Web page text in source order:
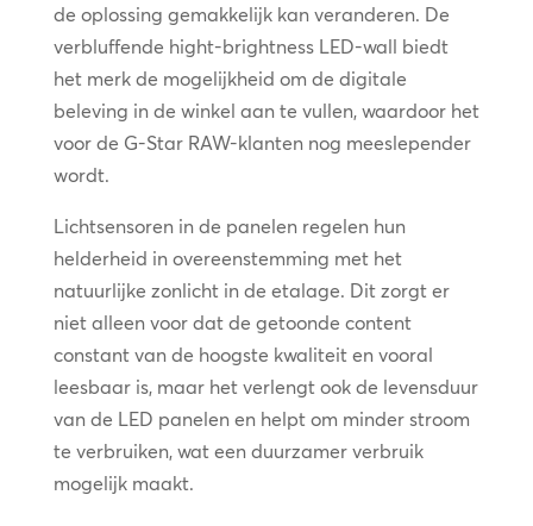
de oplossing gemakkelijk kan veranderen. De
verbluffende hight-brightness LED-wall biedt
het merk de mogelijkheid om de digitale
beleving in de winkel aan te vullen, waardoor het
voor de G-Star RAW-klanten nog meeslepender
wordt.
Lichtsensoren in de panelen regelen hun
helderheid in overeenstemming met het
natuurlijke zonlicht in de etalage. Dit zorgt er
niet alleen voor dat de getoonde content
constant van de hoogste kwaliteit en vooral
leesbaar is, maar het verlengt ook de levensduur
van de LED panelen en helpt om minder stroom
te verbruiken, wat een duurzamer verbruik
mogelijk maakt.